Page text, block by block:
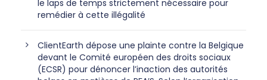
le laps de temps strictement nécessaire pour
remédier à cette illégalité
ClientEarth dépose une plainte contre la Belgique
devant le Comité européen des droits sociaux
(ECSR) pour dénoncer l’inaction des autorités